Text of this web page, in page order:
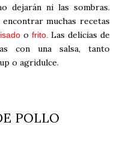
dejarán ni las sombras.
muchas recetas
o frito.Las delicias de
con una salsa, tanto
o agridulce.
POLLO